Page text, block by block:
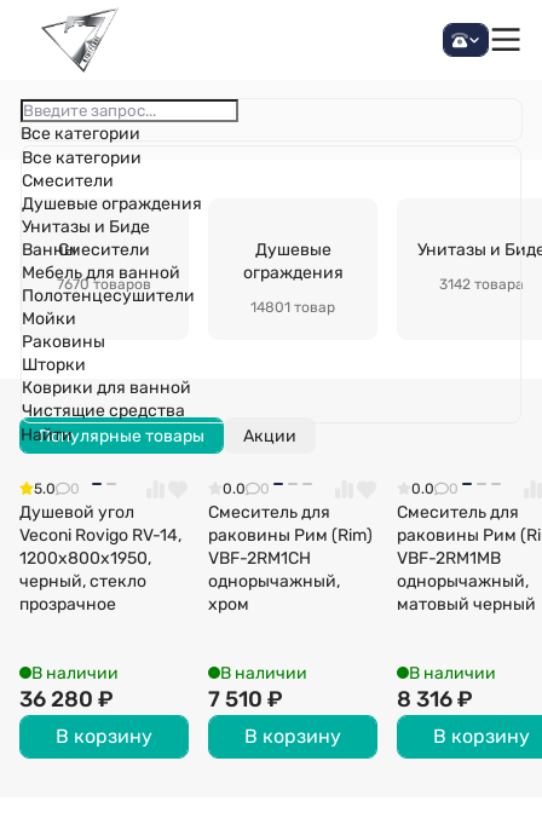
Все категории
Все категории
Смесители
Душевые ограждения
Унитазы и Биде
Ванны
Мебель для ванной
Полотенцесушители
Мойки
Раковины
Шторки
Коврики для ванной
Чистящие средства
Найти
Смесители
7670 товаров
Душевые
ограждения
14801 товар
Унитазы и
3142 товара
Популярные товары Акции
5.0 0
Душевой угол
Veconi Rovigo RV-14,
1200x800x1950,
черный, стекло
прозрачное
В наличии
36 280 ₽
В корзину
0.0 0
Смеситель для
раковины Рим (Rim)
VBF-2RM1CH
однорычажный,
хром
В наличии
7 510 ₽
В корзину
0.0 0
Смеситель для
раковины Рим
VBF-2RM1MB
однорычажный,
матовый черный
В наличии
8 316₽
В корзину